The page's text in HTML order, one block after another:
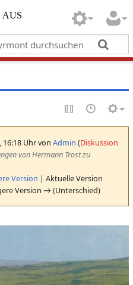
Uhr von Admin (Diskussion
von Hermann Trost zu
Version | Aktuelle Version
Version → (Unterschied)